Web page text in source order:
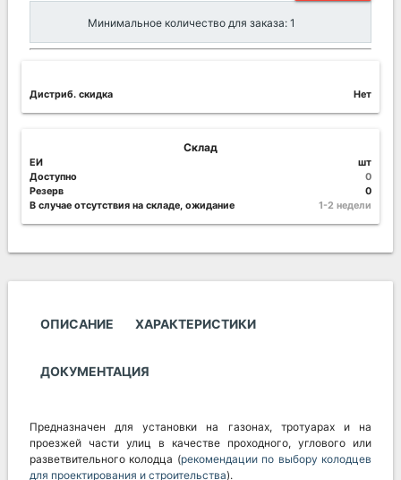
Минимальное количество для заказа: 1
Дистриб. скидка Нет
Склад
ЕИ
шт
Доступно
0
Резерв
0
В случае отсутствия на складе, ожидание
1-2 недели
ОПИСАНИЕ ХАРАКТЕРИСТИКИ
ДОКУМЕНТАЦИЯ
Предназначен для установки на газонах, тротуарах и на
проезжей части улиц в качестве проходного, углового или
разветвительного колодца (рекомендации по выбору колодцев
для проектирования и строительства).